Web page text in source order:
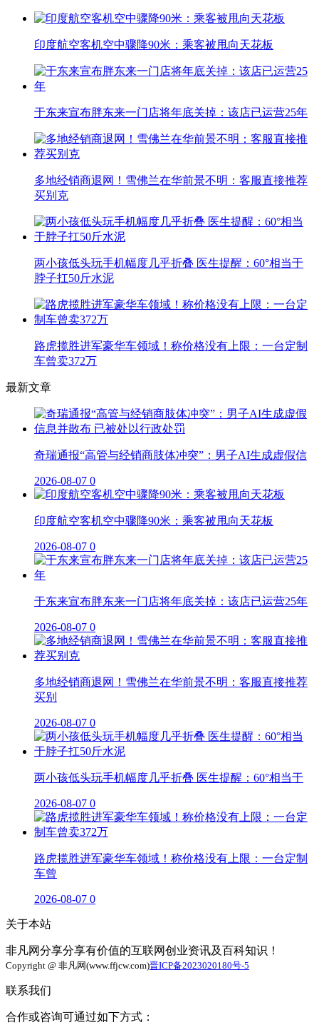
印度航空客机空中骤降90米：乘客被甩向天花板
于东来宣布胖东来一门店将年底关掉：该店已运营25年
多地经销商退网！雪佛兰在华前景不明：客服直接推荐
买别克
两小孩低头玩手机幅度几乎折叠 医生提醒：60°相当于
脖子扛50斤水泥
路虎揽胜进军豪华车领域！称价格没有上限：一台定制
车曾卖372万
最新文章
奇瑞通报“高管与经销商肢体冲突”：男子AI生成虚假信
2026-08-07 0
印度航空客机空中骤降90米：乘客被甩向天花板
2026-08-07 0
于东来宣布胖东来一门店将年底关掉：该店已运营25年
2026-08-07 0
多地经销商退网！雪佛兰在华前景不明：客服直接推荐
买别
2026-08-07 0
两小孩低头玩手机幅度几乎折叠 医生提醒：60°相当于
2026-08-07 0
路虎揽胜进军豪华车领域！称价格没有上限：一台定制
车曾
2026-08-07 0
关于本站
非凡网分享分享有价值的互联网创业资讯及百科知识！
Copyright @ 非凡网(www.ffjcw.com)晋ICP备2023020180号-5
联系我们
合作或咨询可通过如下方式：